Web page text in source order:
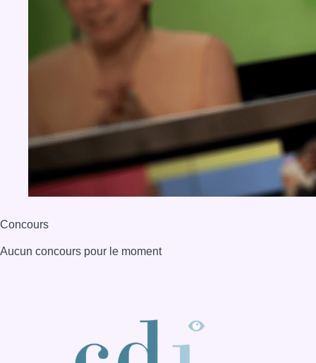
Concours
Aucun concours pour le moment